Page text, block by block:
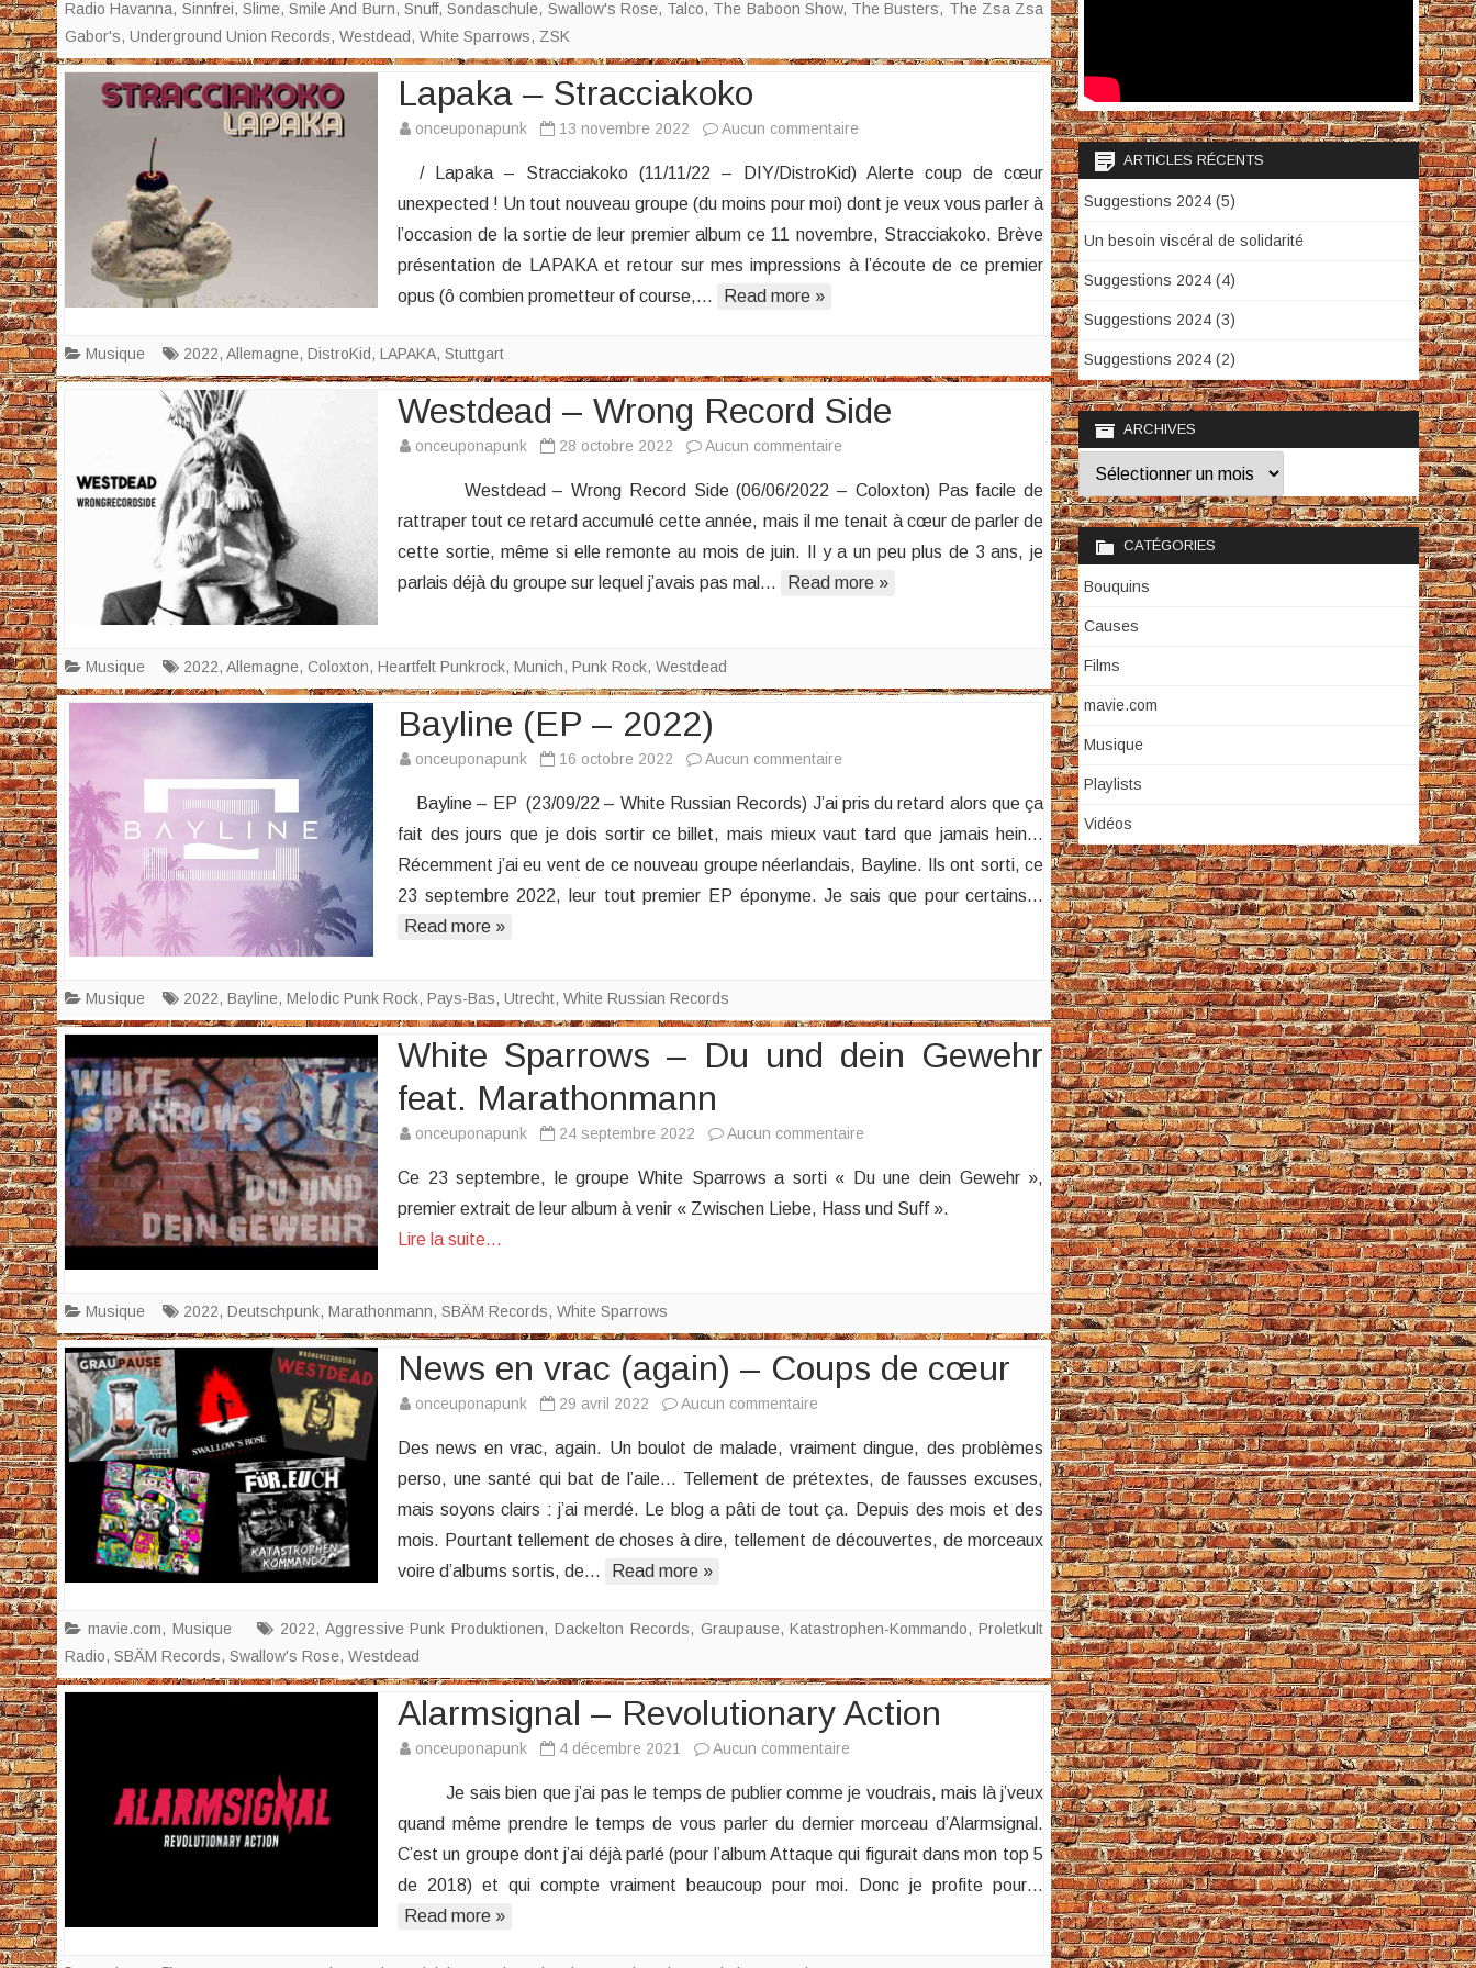
Radio Havanna, Sinnfrei, Slime,Smile And Burn, Snuff,Sondaschule, Swallow's Rose, Talco, The Baboon Show, The Busters, The Zsa Zsa
Gabor's, Underground Union Records, Westdead, White Sparrows, ZSK
Lapaka – Stracciakoko
onceuponapunk 13 novembre 2022 Aucun commentaire
–
Stracciakoko
/ Lapaka – Stracciakoko (11/11/22 – DIY/DistroKid) Alerte coup de cœur
unexpected ! Un tout nouveau groupe (du moins pour moi) dont je veux vous parler à
l’occasion de la sortie de leur premier album ce 11 novembre, Stracciakoko. Brève
présentation de LAPAKA et retour sur mes impressions à l’écoute de ce premier
opus (ô combien prometteur of course,…
Read more »
Musique 2022, Allemagne, DistroKid, LAPAKA, Stuttgart
Westdead – Wrong Record Side
onceuponapunk 28 octobre 2022 Aucun commentaire
Wrong
Record
Side
Westdead – Wrong Record Side (06/06/2022 – Coloxton) Pas facile de
rattraper tout ce retard accumulé cette année, mais il me tenait à cœur de parler de
cette sortie, même si elle remonte au mois de juin. Il y a un peu plus de 3 ans, je
parlais déjà du groupe sur lequel j’avais pas mal…
Read more »
Musique 2022, Allemagne, Coloxton, Heartfelt Punkrock, Munich, Punk Rock, Westdead
Bayline (EP – 2022)
onceuponapunk 16 octobre 2022 Aucun commentaire
(EP
–
2022)
Bayline – EP (23/09/22 – White Russian Records) J’ai pris du retard alors que ça
fait des jours que je dois sortir ce billet, mais mieux vaut tard que jamais hein…
Récemment j’ai eu vent de ce nouveau groupe néerlandais, Bayline. Ils ont sorti, ce
23 septembre 2022, leur tout premier EP éponyme. Je sais que pour certains…
Read more »
Musique 2022, Bayline, Melodic Punk Rock, Pays-Bas, Utrecht, White Russian Records
White Sparrows – Du und dein Gewehr
feat. Marathonmann
onceuponapunk 24 septembre 2022 Aucun commentaire
Sparrows
–
Marathonmann
Ce 23 septembre, le groupe White Sparrows a sorti « Du une dein Gewehr »,
premier extrait de leur album à venir « Zwischen Liebe, Hass und Suff ».
Lire la suite…
Musique 2022, Deutschpunk, Marathonmann, SBÄM Records, White Sparrows
News en vrac (again) – Coups de cœur
onceuponapunk 29 avril 2022 Aucun commentaire
en
vrac
(again)
–
cœur
Des news en vrac, again. Un boulot de malade, vraiment dingue, des problèmes
perso, une santé qui bat de l’aile… Tellement de prétextes, de fausses excuses,
mais soyons clairs : j’ai merdé. Le blog a pâti de tout ça. Depuis des mois et des
mois. Pourtant tellement de choses à dire, tellement de découvertes, de morceaux
voire d’albums sortis, de…
Read more »
mavie.com, Musique 2022, Aggressive Punk Produktionen, Dackelton Records, Graupause,Katastrophen-Kommando,Proletkult
Radio, SBÄM Records, Swallow's Rose, Westdead
Alarmsignal – Revolutionary Action
onceuponapunk 4 décembre 2021 Aucun commentaire
–
Revolutionary
Action
Je sais bien que j’ai pas le temps de publier comme je voudrais, mais là j’veux
quand même prendre le temps de vous parler du dernier morceau d’Alarmsignal.
C’est un groupe dont j’ai déjà parlé (pour l’album Attaque qui figurait dans mon top 5
de 2018) et qui compte vraiment beaucoup pour moi. Donc je profite pour…
Read more »
ARTICLES RÉCENTS
Suggestions 2024 (5)
Un besoin viscéral de solidarité
Suggestions 2024 (4)
Suggestions 2024 (3)
Suggestions 2024 (2)
ARCHIVES
Archives
CATÉGORIES
Bouquins
Causes
Films
mavie.com
Musique
Playlists
Vidéos